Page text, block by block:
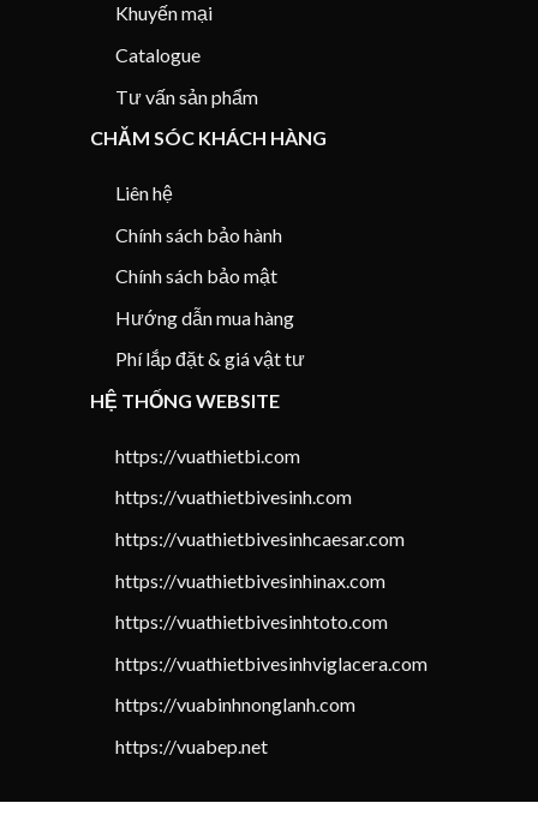
Khuyến mại
Catalogue
Tư vấn sản phẩm
CHĂM SÓC KHÁCH HÀNG
Liên hệ
Chính sách bảo hành
Chính sách bảo mật
Hướng dẫn mua hàng
Phí lắp đặt & giá vật tư
HỆ THỐNG WEBSITE
https://vuathietbi.com
https://vuathietbivesinh.com
https://vuathietbivesinhcaesar.com
https://vuathietbivesinhinax.com
https://vuathietbivesinhtoto.com
https://vuathietbivesinhviglacera.com
https://vuabinhnonglanh.com
https://vuabep.net